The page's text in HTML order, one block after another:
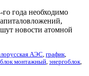
года необходимо
новости атомной
АЭС, график,
монтажный, энергоблок,